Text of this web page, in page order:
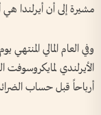
مشيرة إلى أن أيرلندا
أرباحاً قبل حساب الضرائب قيمتها